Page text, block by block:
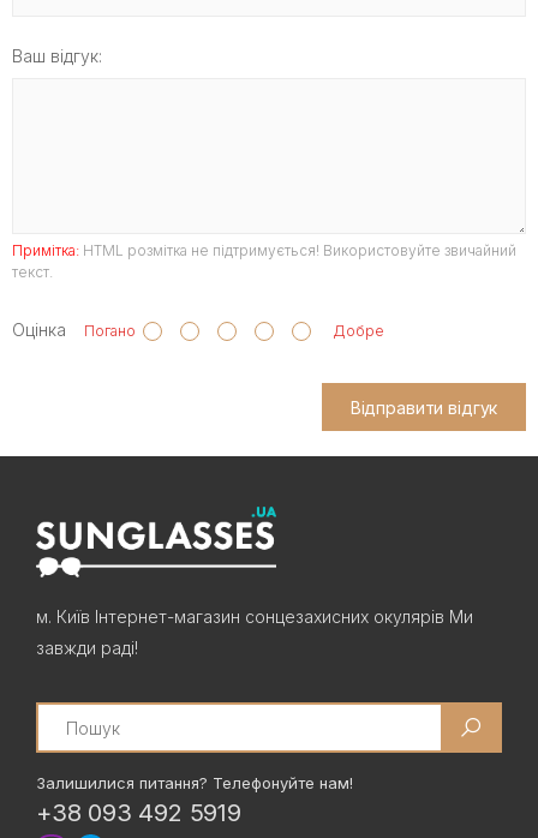
Ваш відгук:
Примітка: HTML розмітка не підтримується! Використовуйте звичайний
текст.
Оцінка Погано Добре
Відправити відгук
м. Київ Інтернет-магазин сонцезахисних окулярів Ми
завжди раді!
Search
Залишилися питання? Телефонуйте нам!
+38 093 492 5919